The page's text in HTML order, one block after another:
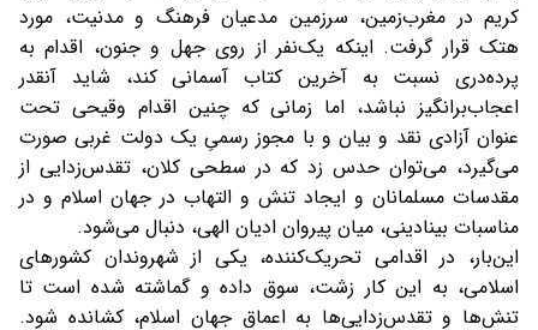
کریم در مغرب‌زمین، سرزمین مدعیان فرهنگ و مدنیت، مورد
هتک قرار گرفت. اینکه یک‌نفر از روی جهل و جنون، اقدام به
پرده‌دری نسبت به آخرین کتاب آسمانی کند، شاید آنقدر
اعجاب‌برانگیز نباشد، اما زمانی که چنین اقدام وقیحی تحت
عنوان آزادی نقد و بیان و با مجوز رسمیِ یک دولت غربی صورت
می‌گیرد، می‌توان حدس زد که در سطحی کلان، تقدس‌زدایی از
مقدسات مسلمانان و ایجاد تنش و التهاب در جهان اسلام و در
مناسبات بینادینی، میان پیروان ادیان الهی، دنبال می‌شود.
این‌بار، در اقدامی تحریک‌کننده، یکی از شهروندان کشورهای
اسلامی، به این کار زشت، سوق داده و گماشته شده است تا
تنش‌ها و تقدس‌زدایی‌ها به اعماق جهان اسلام، کشانده شود.